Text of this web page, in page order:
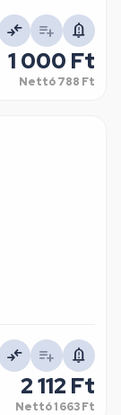
1 000 Ft
Nettó788 Ft
2 112 Ft
Nettó1 663 Ft